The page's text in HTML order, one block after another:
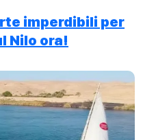
imperdibili per
Nilo ora!